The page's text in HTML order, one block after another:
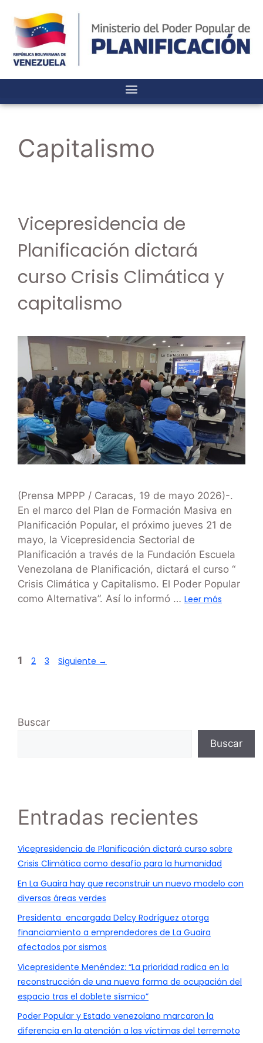
Capitalismo
Vicepresidencia de
Planificación dictará
curso Crisis Climática y
capitalismo
(Prensa MPPP / Caracas, 19 de mayo 2026)-.
En el marco del Plan de Formación Masiva en
Planificación Popular, el próximo jueves 21 de
mayo, la Vicepresidencia Sectorial de
Planificación a través de la Fundación Escuela
Venezolana de Planificación, dictará el curso “
Crisis Climática y Capitalismo. El Poder Popular
como Alternativa”. Así lo informó … Leer más
1 2 3 Siguiente →
Buscar
Buscar
Entradas recientes
Vicepresidencia de Planificación dictará curso sobre
Crisis Climática como desafío para la humanidad
En La Guaira hay que reconstruir un nuevo modelo con
diversas áreas verdes
Presidenta encargada Delcy Rodríguez otorga
financiamiento a emprendedores de La Guaira
afectados por sismos
Vicepresidente Menéndez: “La prioridad radica en la
reconstrucción de una nueva forma de ocupación del
espacio tras el doblete sísmico”
Poder Popular y Estado venezolano marcaron la
diferencia en la atención a las víctimas del terremoto